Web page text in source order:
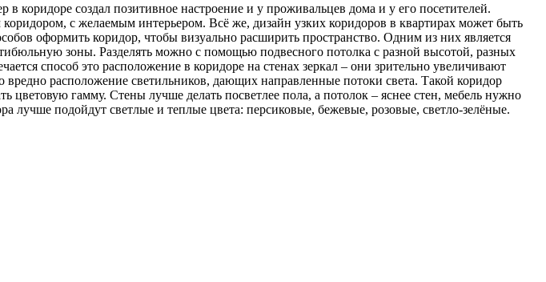
коридоре создал позитивное настроение и у проживальцев дома и у его посетителей.
коридором, с желаемым интерьером. Всё же, дизайн узких коридоров в квартирах может быть
оформить коридор, чтобы визуально расширить пространство. Одним из них является
зоны. Разделять можно с помощью подвесного потолка с разной высотой, разных
способ это расположение в коридоре на стенах зеркал – они зрительно увеличивают
расположение светильников, дающих направленные потоки света. Такой коридор
гамму. Стены лучше делать посветлее пола, а потолок – яснее стен, мебель нужно
лучше подойдут светлые и теплые цвета: персиковые, бежевые, розовые, светло-зелёные.